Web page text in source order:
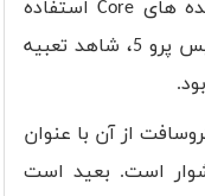
های Coreاستفاده
می شود، اما بسته به زمان ورود سرفیس پرو 5، شاهد تعبیه
از آن با عنوان
است. بعید است